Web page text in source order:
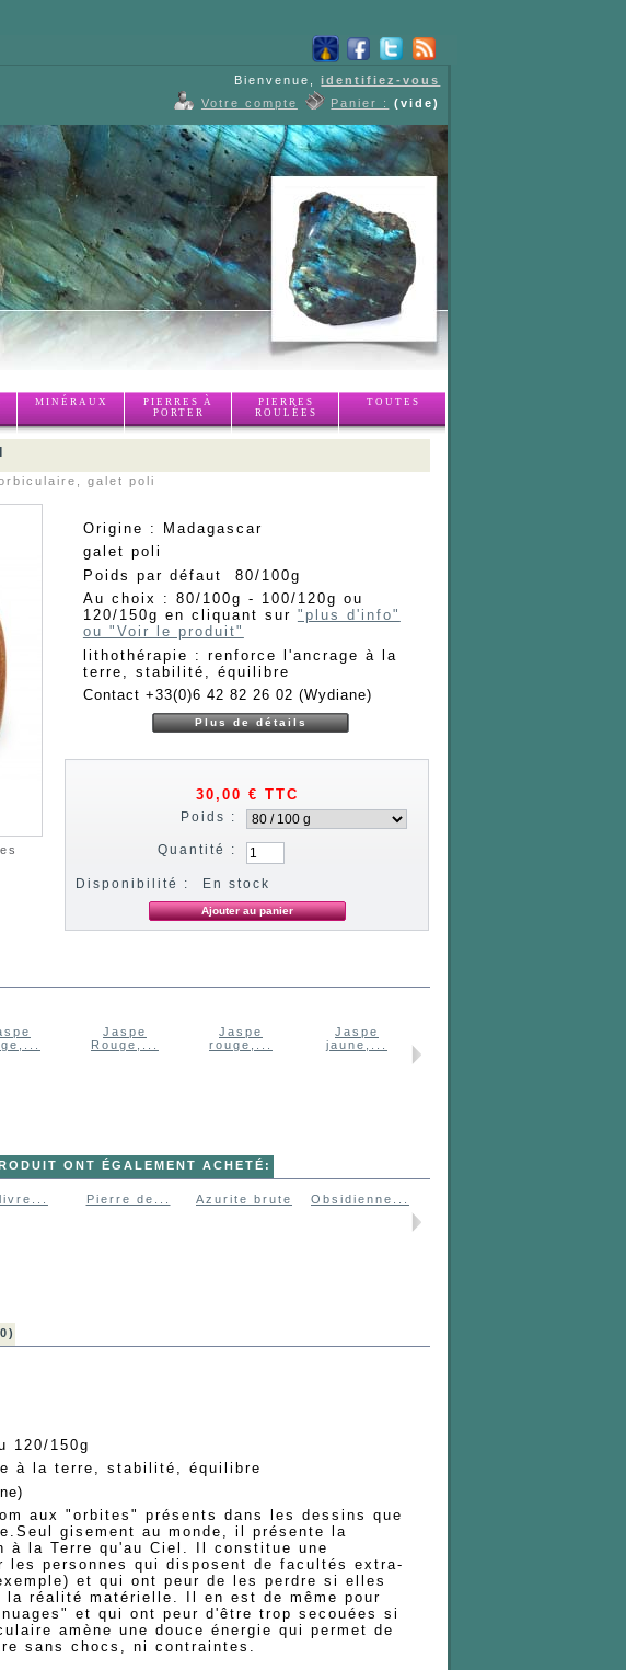
Bienvenue,identifiez-vous
Panier :
(vide)
Votre compte
MINÉRAUX
PIERRES À
PORTER
PIERRES
ROULÉES
TOUTES
galet poli
Origine : Madagascar
galet poli
Poids par défaut 80/100g
Au choix : 80/100g - 100/120g ou
120/150g en cliquant sur "plus d'info"
ou "Voir le produit"
lithothérapie : renforce l'ancrage à la
terre, stabilité, équilibre
Contact +33(0)6 42 82 26 02 (Wydiane)
Plus de détails
30,00 € TTC
Poids :
Quantité :
Disponibilité : En stock
Jaspe
Rouge,...
Jaspe
rouge,...
Jaspe
jaune,...
ONT ÉGALEMENT ACHETÉ:
Pierre de... Azurite brute Obsidienne...
120/150g
à la terre, stabilité, équilibre
aux "orbites" présents dans les dessins que
gisement au monde, il présente la
à la Terre qu'au Ciel. Il constitue une
les personnes qui disposent de facultés extra-
et qui ont peur de les perdre si elles
la réalité matérielle. Il en est de même pour
et qui ont peur d'être trop secouées si
amène une douce énergie qui permet de
sans chocs, ni contraintes.